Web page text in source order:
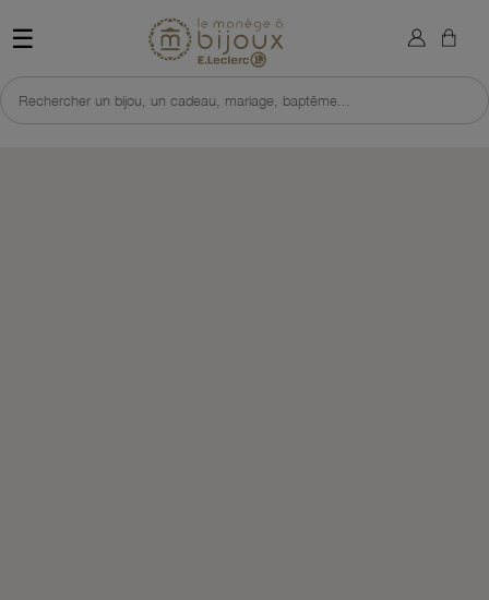
☰ Retour à l'accueil du site
Rechercher un bijou, un cadeau, mariage, baptême...
×